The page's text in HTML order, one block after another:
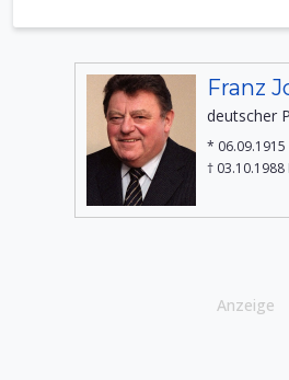
Franz
deutscher
* 06.09.1915
†
Anzeige